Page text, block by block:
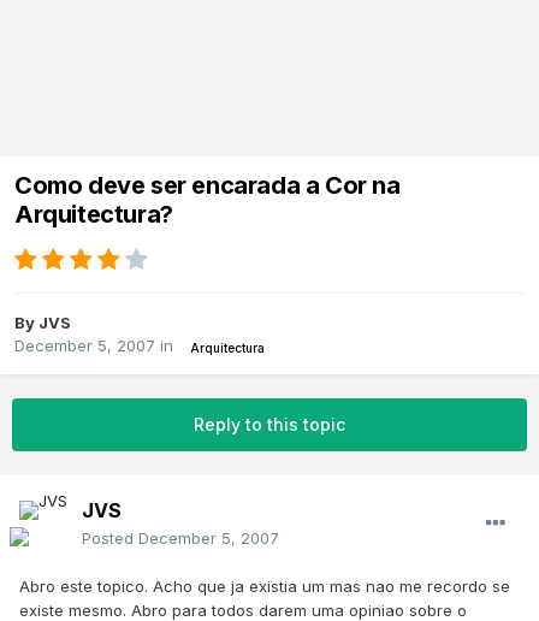
Como deve ser encarada a Cor na
Arquitectura?
By JVS
December 5, 2007 in Arquitectura
Reply to this topic
JVS
Posted December 5, 2007
Abro este topico. Acho que ja existia um mas nao me recordo se
existe mesmo. Abro para todos darem uma opiniao sobre o